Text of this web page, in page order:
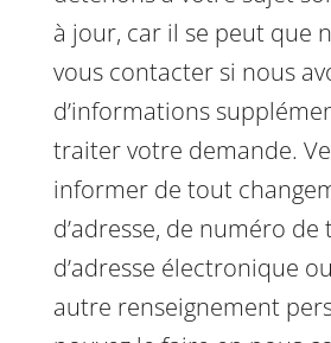
à jour, car il se peut que
vous contacter si nous
d’informations
traiter votre demande.
informer de tout
d’adresse, de numéro de
d’adresse électronique
autre renseignement